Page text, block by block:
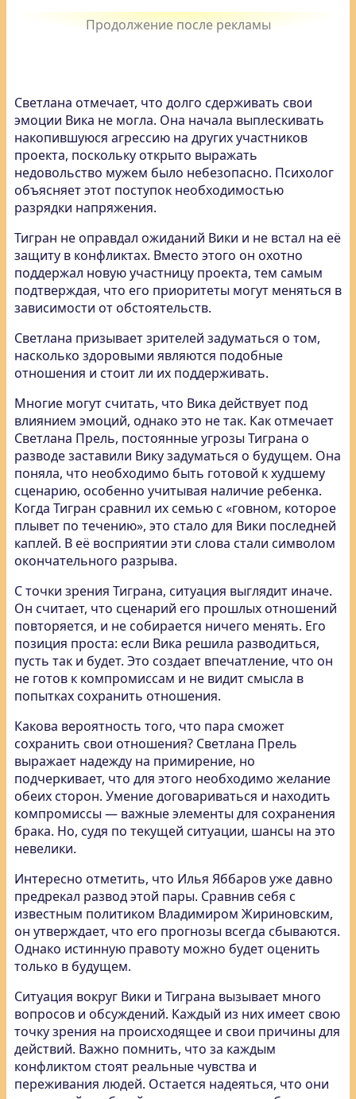
Светлана отмечает, что долго сдерживать свои
эмоции Вика не могла. Она начала выплескивать
накопившуюся агрессию на других участников
проекта, поскольку открыто выражать
недовольство мужем было небезопасно. Психолог
объясняет этот поступок необходимостью
разрядки напряжения.
Тигран не оправдал ожиданий Вики и не встал на её
защиту в конфликтах. Вместо этого он охотно
поддержал новую участницу проекта, тем самым
подтверждая, что его приоритеты могут меняться в
зависимости от обстоятельств.
Светлана призывает зрителей задуматься о том,
насколько здоровыми являются подобные
отношения и стоит ли их поддерживать.
Многие могут считать, что Вика действует под
влиянием эмоций, однако это не так. Как отмечает
Светлана Прель, постоянные угрозы Тиграна о
разводе заставили Вику задуматься о будущем. Она
поняла, что необходимо быть готовой к худшему
сценарию, особенно учитывая наличие ребенка.
Когда Тигран сравнил их семью с «говном, которое
плывет по течению», это стало для Вики последней
каплей. В её восприятии эти слова стали символом
окончательного разрыва.
С точки зрения Тиграна, ситуация выглядит иначе.
Он считает, что сценарий его прошлых отношений
повторяется, и не собирается ничего менять. Его
позиция проста: если Вика решила разводиться,
пусть так и будет. Это создает впечатление, что он
не готов к компромиссам и не видит смысла в
попытках сохранить отношения.
Какова вероятность того, что пара сможет
сохранить свои отношения? Светлана Прель
выражает надежду на примирение, но
подчеркивает, что для этого необходимо желание
обеих сторон. Умение договариваться и находить
компромиссы — важные элементы для сохранения
брака. Но, судя по текущей ситуации, шансы на это
невелики.
Интересно отметить, что Илья Яббаров уже давно
предрекал развод этой пары. Сравнив себя с
известным политиком Владимиром Жириновским,
он утверждает, что его прогнозы всегда сбываются.
Однако истинную правоту можно будет оценить
только в будущем.
Ситуация вокруг Вики и Тиграна вызывает много
вопросов и обсуждений. Каждый из них имеет свою
точку зрения на происходящее и свои причины для
действий. Важно помнить, что за каждым
конфликтом стоят реальные чувства и
переживания людей. Остается надеяться, что они